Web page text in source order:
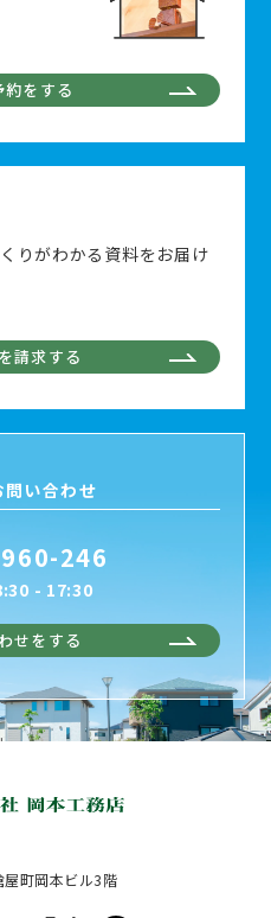
約をする
りがわかる資料をお届け
請求する
問い合わせ
246
- 17:30
せをする
町岡本ビル3階